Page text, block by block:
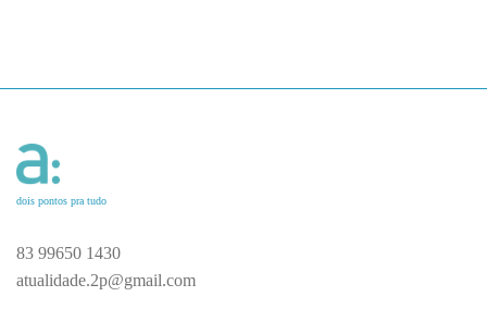
dois pontos pra tudo
83 99650 1430
atualidade.2p@gmail.com